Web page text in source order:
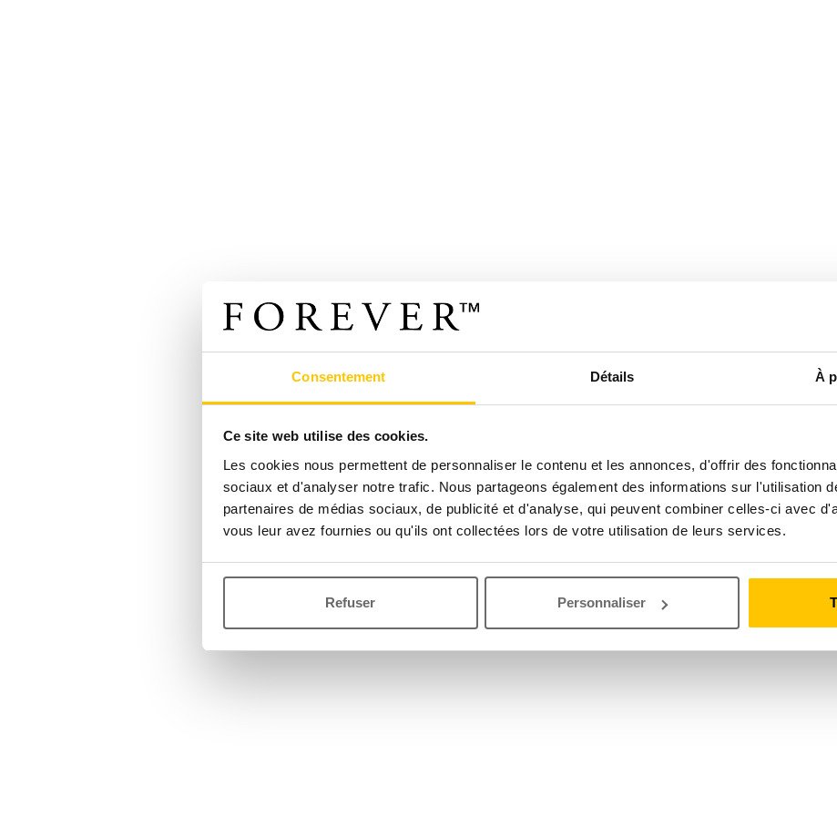
Consentement Détails À
Ce site web utilise des cookies.
Les cookies nous permettent de personnaliser le contenu et les annonces, d'offrir des
sociaux et d'analyser notre trafic. Nous partageons également des informations sur l'utilisation
partenaires de médias sociaux, de publicité et d'analyse, qui peuvent combiner celles-ci avec
vous leur avez fournies ou qu'ils ont collectées lors de votre utilisation de leurs services.
Refuser Personnaliser